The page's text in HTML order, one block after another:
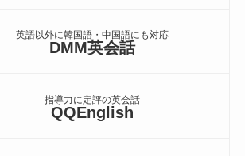
英語以外に韓国語・中国語にも対応
DMM英会話
指導力に定評の英会話
QQEnglish